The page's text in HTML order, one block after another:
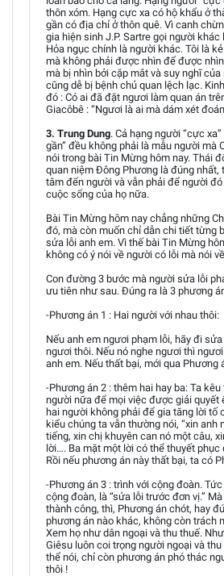
thôn xóm. Hạng cực xa có hộ khẩu ở
gần có địa chỉ ở thôn quê. Vì canh
gia hiện sinh J.P. Sartre gọi người
Hỏa ngục chính là người khác. Tôi là
mà không phải được nhìn để được
mà bị nhìn bởi cặp mắt và suy nghĩ của
cũng dễ bị bệnh chủ quan lệch lạc.
đó : Có ai đã đặt ngươi làm quan án
Giacôbê : “Ngươi là ai mà dám xét
3. Trung Dung. Cả hạng người “cực
gần” đều không phải là mẫu người mà
nói trong bài Tin Mừng hôm nay. Thái
quan niệm Đông Phương là đúng nhất,
tâm đến người và vẫn phải để người
cuộc sống của họ nữa.
Bài Tin Mừng hôm nay chẳng những
đó, mà còn muốn chỉ dẫn chi tiết từng
sửa lỗi anh em. Vì thế bài Tin Mừng
không có ý nói về người có lỗi mà nói
Con đường 3 bước mà người sửa lỗi
ưu tiên như sau. Đúng ra là 3 phương
-Phương án 1 : Hai người với nhau thôi:
Nếu anh em ngươi phạm lỗi, hãy đi
ngươi thôi. Nếu nó nghe ngươi thì
anh em. Nếu thất bại, mới qua Phương
-Phương án 2 : thêm hai hay ba: Ta
người nữa để mọi việc được giải quyết
hai người không phải để gia tăng lời tố
kiểu chúng ta vẫn thường nói, “xin anh
tiếng, xin chị khuyên can nó một câu,
lời…. Ba mặt một lời có thể thuyết phục
Rồi nếu phương án này thất bại, ta có
-Phương án 3 : trình với cộng đoàn.
cộng đoàn, là “sửa lỗi trước đơn vị.”
thành công, thì, Phương án chót, hay
phương án nào khác, không còn trách
Xem họ như dân ngoại và thu thuế.
Giêsu luôn coi trọng người ngoại và
thể nói, chỉ còn phương án phó thác
thôi !